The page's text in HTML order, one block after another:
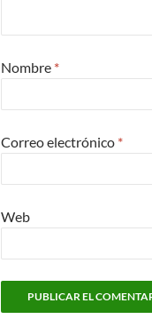
Nombre *
Correo electrónico *
Web